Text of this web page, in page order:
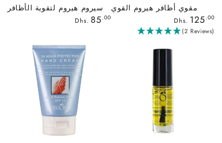
مقوي أظافر هيروم القوي
العادي
Dhs. 125.00
(2 Reviews)
سيروم هيروم لتقوية الأظافر
Dhs. 85.00